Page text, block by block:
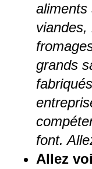
aliments
viandes,
grands
font.
Allez